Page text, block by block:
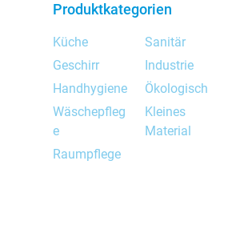
Produktkategorien
Küche
Geschirr
Handhygiene
Wäschepfleg
e
Raumpflege
Sanitär
Industrie
Ökologisch
Kleines
Material